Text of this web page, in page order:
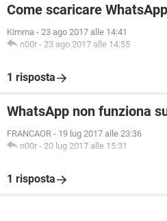
Come scaricare
Kimma - 23 ago 2017 alle 14:41
n00r - 23 ago 2017 alle 14:55
1 risposta
WhatsApp non funziona
FRANCAOR - 19 lug 2017 alle 23:36
n00r - 20 lug 2017 alle 15:31
1 risposta